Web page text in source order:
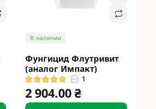
В наличии
Фунгицид Флутривит
(аналог Импакт)
1
2 904.00 ₴